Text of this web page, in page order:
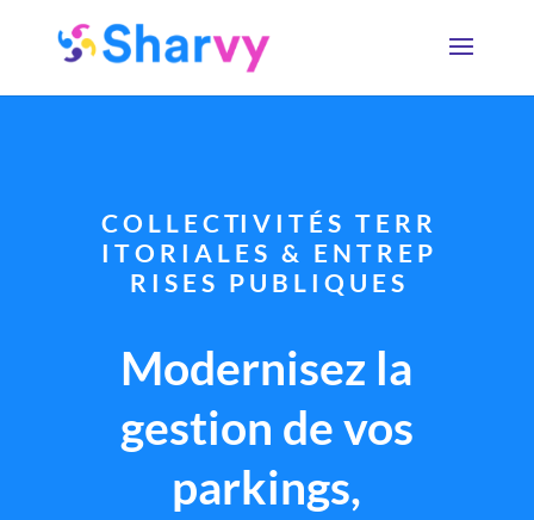
C O L L E C TI V I T É S T E R R
I T O R I A L E S & E N T R E P
R I S E S P U B L I Q U E S
Modernisez la
gestion de vos
parkings,